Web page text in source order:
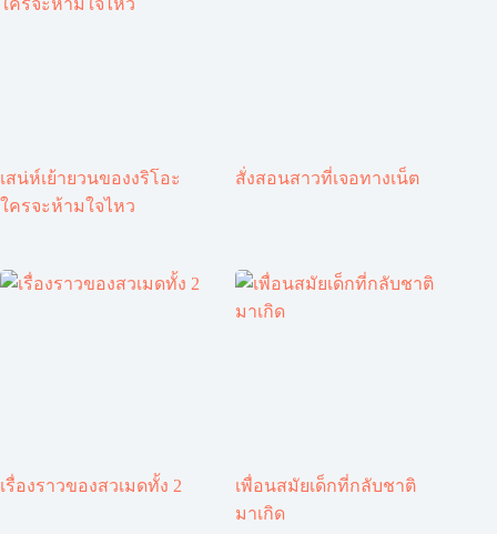
เสน่ห์เย้ายวนของงริโอะ
ใครจะห้ามใจไหว
สั่งสอนสาวที่เจอทางเน็ต
เรื่องราวของสวเมดทั้ง 2
เพื่อนสมัยเด็กที่กลับชาติ
มาเกิด